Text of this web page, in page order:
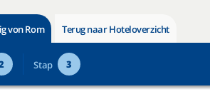
von Rom Terug naar Hoteloverzicht
Stap 3